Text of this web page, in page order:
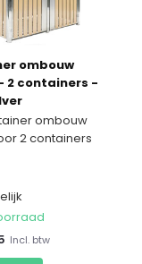
ombouw
2 containers -
ombouw
2 containers
Incl. btw